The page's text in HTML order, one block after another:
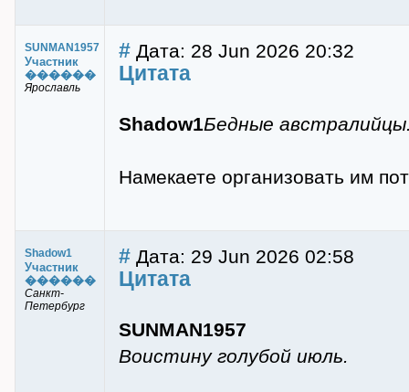
SUNMAN1957
Участник
������
Ярославль
# Дата: 28 Jun 2026 20:32
Цитата
Shadow1Бедные
Намекаете организовать им
Shadow1
Участник
������
Санкт-
Петербург
# Дата: 29 Jun 2026 02:58
Цитата
SUNMAN1957
Воистину голубой июль.